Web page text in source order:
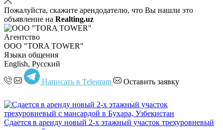
Пожалуйста, скажите арендодателю, что Вы нашли это
объявление на Realting.uz
Агентство
OOO "TORA TOWER"
Языки общения
English, Русский
Написать в Telegram Оставить заявку
Сдается в аренду новый 2-х этажный участок трехуровневый